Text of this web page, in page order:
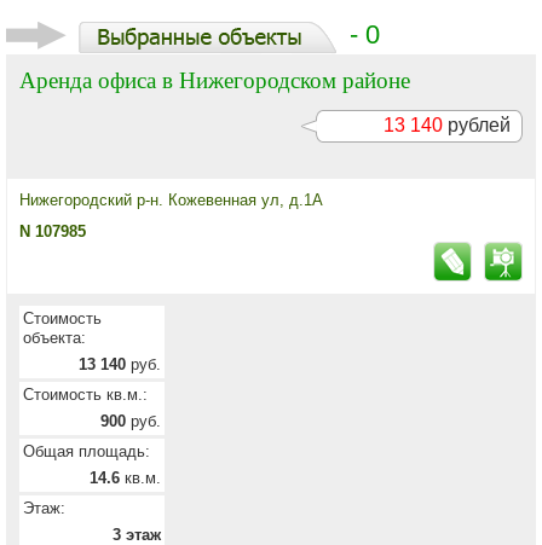
- 0
Аренда офиса в Нижегородском районе
13 140 рублей
Нижегородский р-н. Кожевенная ул, д.1А
N 107985
Стоимость
объекта:
13 140 руб.
Стоимость кв.м.:
900 руб.
Общая площадь:
14.6 кв.м.
Этаж:
3 этаж